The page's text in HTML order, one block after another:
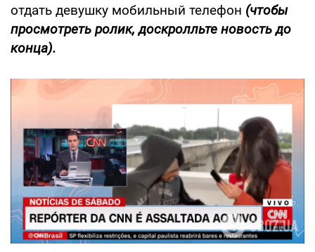
отдать девушку мобильный телефон (чтобы
просмотреть ролик, доскролльте новость до
конца).